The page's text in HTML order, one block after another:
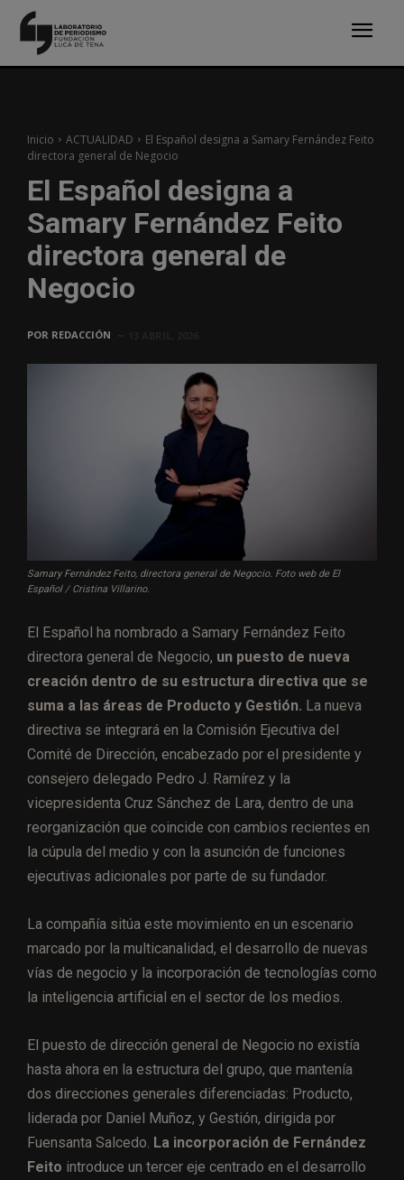
Inicio ACTUALIDAD
El Español designa a Samary Fernández Feito
directora general de Negocio
El Español designa a
Samary Fernández Feito
directora general de
Negocio
POR REDACCIÓN
Samary Fernández Feito, directora general de Negocio. Foto web de El
Español / Cristina Villarino.
El Español ha nombrado a Samary Fernández Feito
directora general de Negocio, un puesto de nueva
creación dentro de su estructura directiva que se
suma a las áreas de Producto y Gestión. La nueva
directiva se integrará en la Comisión Ejecutiva del
Comité de Dirección, encabezado por el presidente y
consejero delegado Pedro J. Ramírez y la
vicepresidenta Cruz Sánchez de Lara, dentro de una
reorganización que coincide con cambios recientes en
la cúpula del medio y con la asunción de funciones
ejecutivas adicionales por parte de su fundador.
La compañía sitúa este movimiento en un escenario
marcado por la multicanalidad, el desarrollo de nuevas
vías de negocio y la incorporación de tecnologías como
la inteligencia artificial en el sector de los medios.
El puesto de dirección general de Negocio no existía
hasta ahora en la estructura del grupo, que mantenía
dos direcciones generales diferenciadas: Producto,
liderada por Daniel Muñoz, y Gestión, dirigida por
Fuensanta Salcedo. La incorporación de Fernández
Feito introduce un tercer eje centrado en el desarrollo